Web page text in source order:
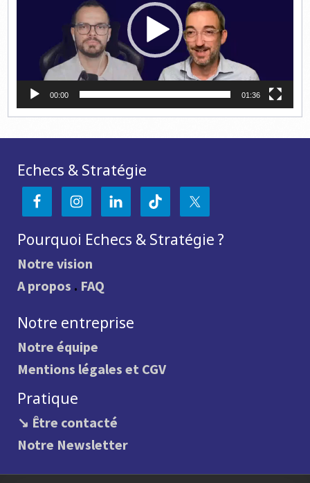
00:00 01:36
Echecs & Stratégie
Pourquoi Echecs & Stratégie ?
Notre vision
A propos . FAQ
Notre entreprise
Notre équipe
Mentions légales et CGV
Pratique
↘ Être contacté
Notre Newsletter